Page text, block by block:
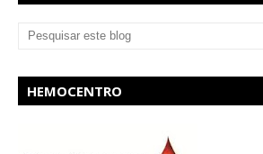
HEMOCENTRO